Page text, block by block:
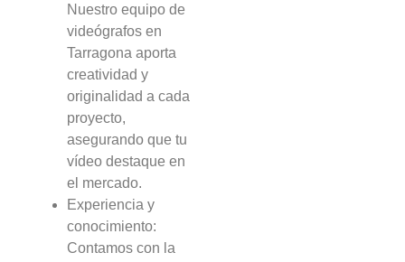
Nuestro equipo de
videógrafos en
Tarragona aporta
creatividad y
originalidad a cada
proyecto,
asegurando que tu
vídeo destaque en
el mercado.
Experiencia y
conocimiento:
Contamos con la